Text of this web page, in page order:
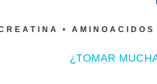
• AMINOACIDOS •
¿TOMAR